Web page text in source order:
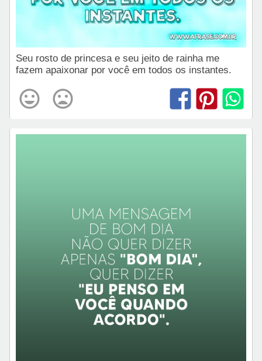
Seu rosto de princesa e seu jeito de rainha me
fazem apaixonar por você em todos os instantes.